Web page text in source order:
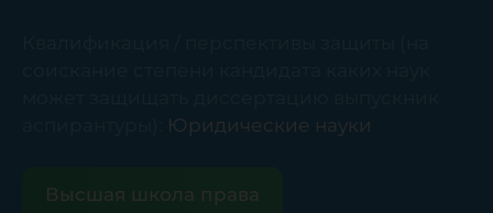
Юридические науки
Высшая школа права